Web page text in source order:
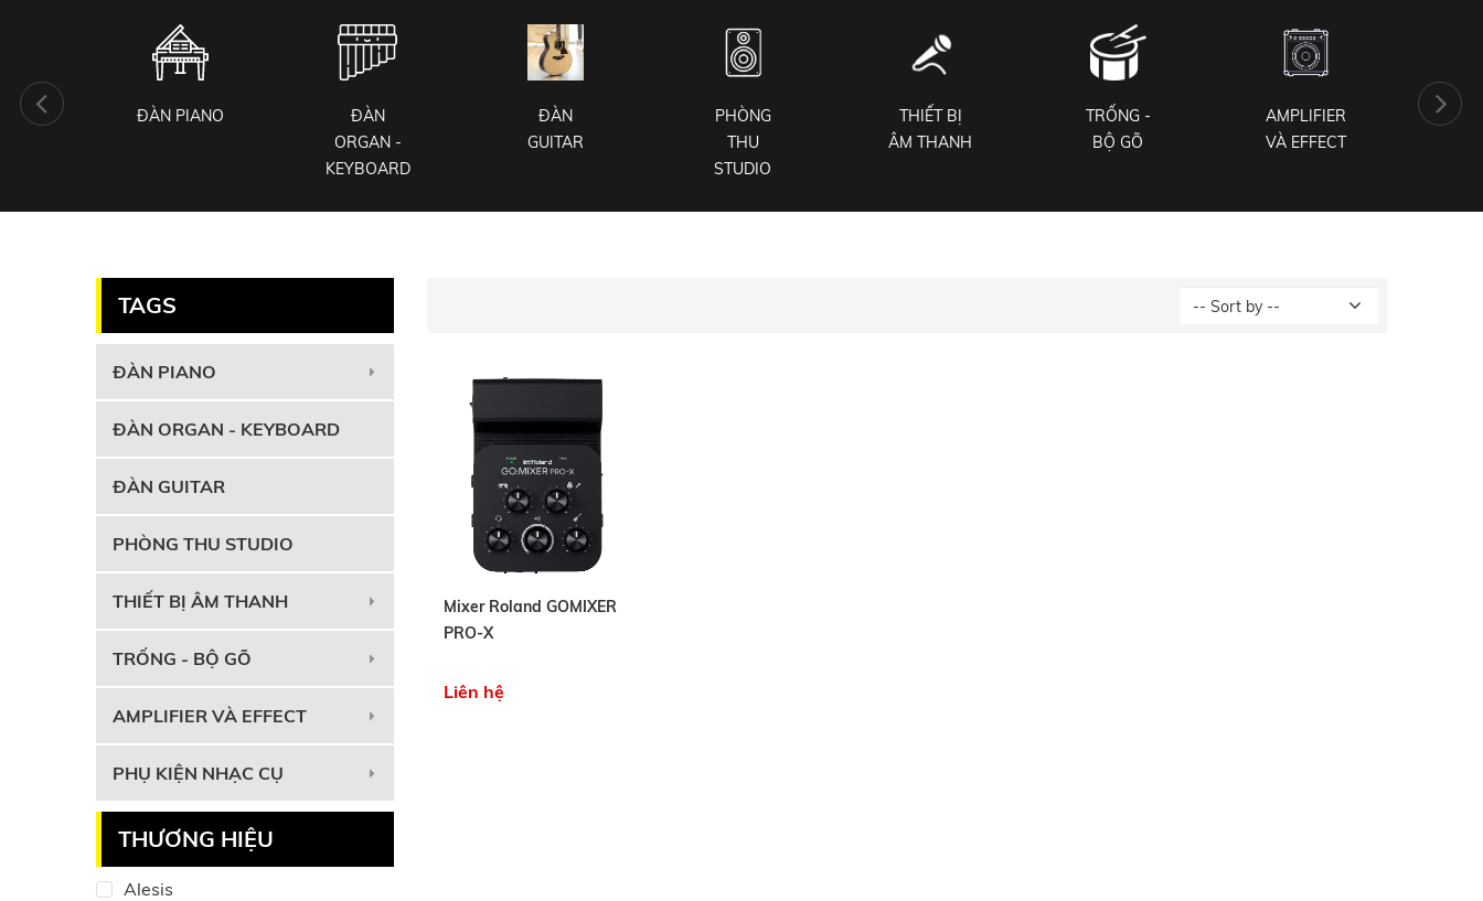
ĐÀN PIANO
ĐÀN
ORGAN -
KEYBOARD
ĐÀN
GUITAR
PHÒNG
THU
STUDIO
THIẾT BỊ
ÂM THANH
TRỐNG -
BỘ GÕ
AMPLIFIER
VÀ EFFECT
TAGS
ĐÀN PIANO
ĐÀN ORGAN - KEYBOARD
ĐÀN GUITAR
PHÒNG THU STUDIO
THIẾT BỊ ÂM THANH
TRỐNG - BỘ GÕ
AMPLIFIER VÀ EFFECT
PHỤ KIỆN NHẠC CỤ
THƯƠNG HIỆU
Alesis
Mixer Roland GOMIXER
PRO-X
Liên hệ